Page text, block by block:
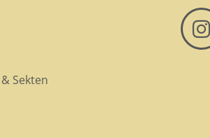
Sekten